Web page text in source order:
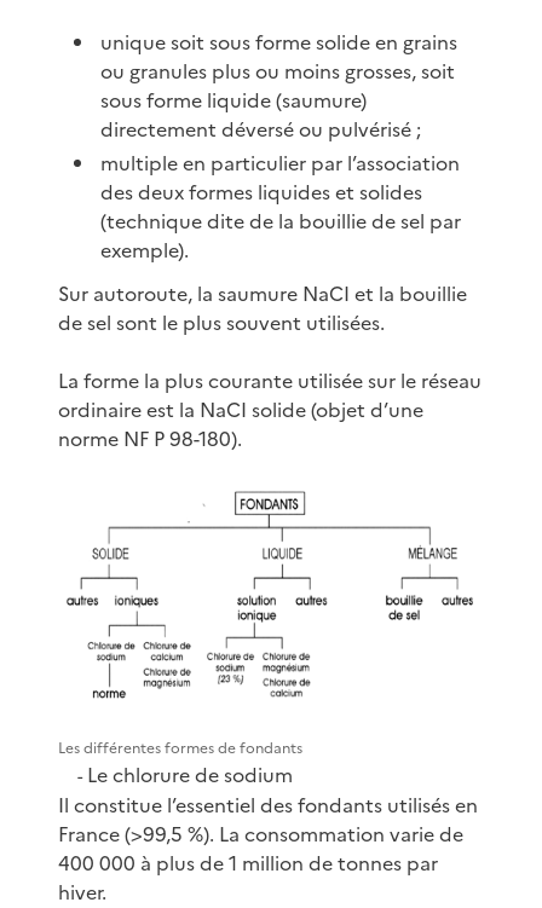
unique soit sous forme solide en grains
ou granules plus ou moins grosses, soit
sous forme liquide (saumure)
directement déversé ou pulvérisé ;
multiple en particulier par l’association
des deux formes liquides et solides
(technique dite de la bouillie de sel par
exemple).
Sur autoroute, la saumure NaCI et la bouillie
de sel sont le plus souvent utilisées.
La forme la plus courante utilisée sur le réseau
ordinaire est la NaCI solide (objet d’une
norme NF P 98-180).
Les différentes formes de fondants
-Le chlorure de sodium
Il constitue l’essentiel des fondants utilisés en
France (>99,5 %). La consommation varie de
400 000 à plus de 1 million de tonnes par
hiver.